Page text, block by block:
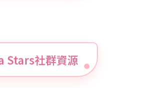
Stars社群資源